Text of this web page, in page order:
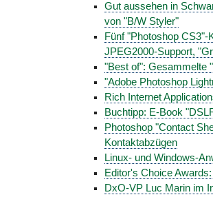
Gut aussehen in
von "B/W Styler"
Fünf "Photoshop
JPEG2000-Support,
"Best of": Gesammelte
"Adobe Photoshop
Rich Internet
Buchtipp: E-Book
Photoshop "Contact
Kontaktabzügen
Linux- und Windows-
Editor's Choice
DxO-VP Luc Marin im